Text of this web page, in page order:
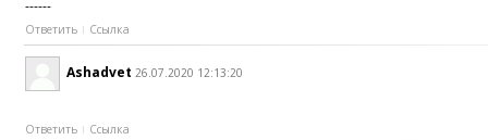
------
Ответить Ссылка
Ashadvet 26.07.2020 12:13:20
Ответить Ссылка